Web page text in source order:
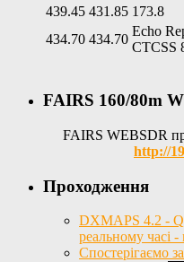
439.45 431.85 173.8
434.70 434.70
Echo
CTCSS
FAIRS 160/80m
FAIRS WEBSDR
http://
Проходження
DXMAPS 4.2 -
реальному часі -
Спостерігаємо